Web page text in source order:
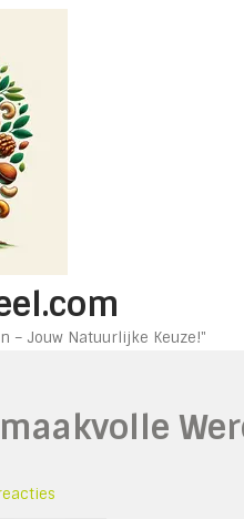
– Jouw Natuurlijke Keuze!"